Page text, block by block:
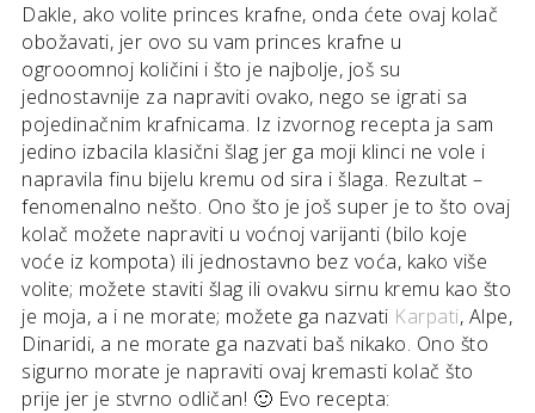
Dakle, ako volite princes krafne, onda ćete ovaj kolač
obožavati, jer ovo su vam princes krafne u
ogrooomnoj količini i što je najbolje, još su
jednostavnije za napraviti ovako, nego se igrati sa
pojedinačnim krafnicama. Iz izvornog recepta ja sam
jedino izbacila klasični šlag jer ga moji klinci ne vole i
napravila finu bijelu kremu od sira i šlaga. Rezultat –
fenomenalno nešto. Ono što je još super je to što ovaj
kolač možete napraviti u voćnoj varijanti (bilo koje
voće iz kompota) ili jednostavno bez voća, kako više
volite; možete staviti šlag ili ovakvu sirnu kremu kao što
je moja, a i ne morate; možete ga nazvati Karpati, Alpe,
Dinaridi, a ne morate ga nazvati baš nikako. Ono što
sigurno morate je napraviti ovaj kremasti kolač što
prije jer je stvrno odličan! 🙂 Evo recepta: